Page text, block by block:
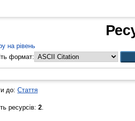
на рівень
формат:
до: Стаття
ресурсів: 2.